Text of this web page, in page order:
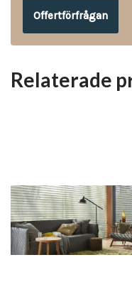
Offertförfrågan
Relaterade